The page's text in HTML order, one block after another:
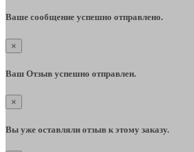
Ваше сообщение успешно отправлено.
×
Ваш Отзыв успешно отправлен.
×
Вы уже оставляли отзыв к этому заказу.